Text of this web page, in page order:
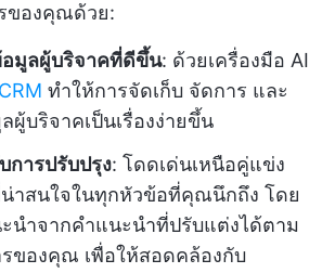
ของคุณด้วย:
มูลผู้บริจาคที่ดีขึ้น: ด้วยเครื่องมือ AI
ทำให้การจัดเก็บ จัดการ และ
ผู้บริจาคเป็นเรื่องง่ายขึ้น
การปรับปรุง: โดดเด่นเหนือคู่แข่ง
าสนใจในทุกหัวข้อที่คุณนึกถึง โดย
นำจากคำแนะนำที่ปรับแต่งได้ตาม
ของคุณ เพื่อให้สอดคล้องกับ